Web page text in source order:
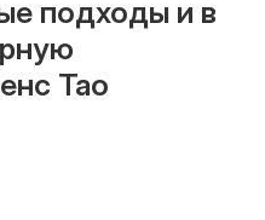
подходы и в
Тао